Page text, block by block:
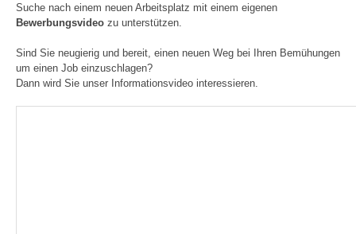
Suche nach einem neuen Arbeitsplatz mit einem eigenen
Bewerbungsvideo zu unterstützen.
Sind Sie neugierig und bereit, einen neuen Weg bei Ihren Bemühungen
um einen Job einzuschlagen?
Dann wird Sie unser Informationsvideo interessieren.